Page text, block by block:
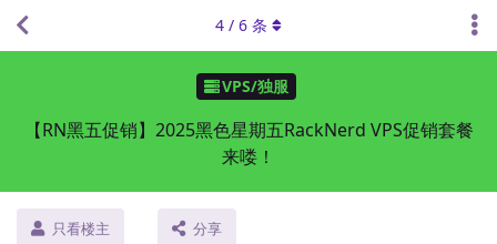
VPS/独服
【RN黑五促销】2025黑色星期五RackNerd VPS促销套餐
来喽！
只看楼主 分享
4 / 6 条